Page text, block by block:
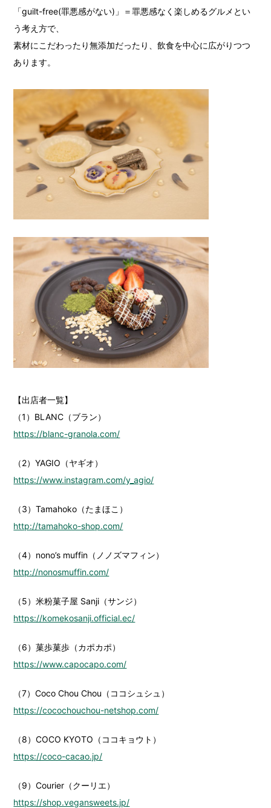
「guilt-free(罪悪感がない)」＝罪悪感なく楽しめるグルメとい
う考え方で、
素材にこだわったり無添加だったり、飲食を中心に広がりつつ
あります。
【出店者一覧】
（1）BLANC（ブラン）
https://blanc-granola.com/
（2）YAGIO（ヤギオ）
https://www.instagram.com/y_agio/
（3）Tamahoko（たまほこ）
http://tamahoko-shop.com/
（4）nono’s muffin（ノノズマフィン）
http://nonosmuffin.com/
（5）米粉菓子屋 Sanji（サンジ）
https://komekosanji.official.ec/
（6）菓歩菓歩（カポカポ）
https://www.capocapo.com/
（7）Coco Chou Chou（ココシュシュ）
https://cocochouchou-netshop.com/
（8）COCO KYOTO（ココキョウト）
https://coco-cacao.jp/
（9）Courier（クーリエ）
https://shop.vegansweets.jp/